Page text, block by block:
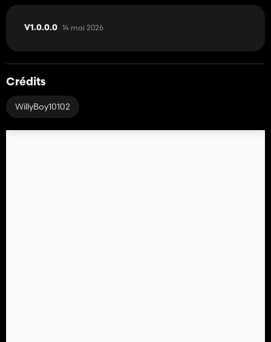
V1.0.0.0 14 mai 2026
Crédits
WillyBoy10102